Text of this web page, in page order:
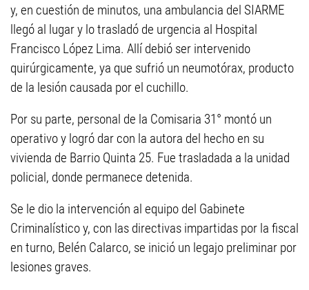
y, en cuestión de minutos, una ambulancia del SIARME
llegó al lugar y lo trasladó de urgencia al Hospital
Francisco López Lima. Allí debió ser intervenido
quirúrgicamente, ya que sufrió un neumotórax, producto
de la lesión causada por el cuchillo.
Por su parte, personal de la Comisaria 31° montó un
operativo y logró dar con la autora del hecho en su
vivienda de Barrio Quinta 25. Fue trasladada a la unidad
policial, donde permanece detenida.
Se le dio la intervención al equipo del Gabinete
Criminalístico y, con las directivas impartidas por la fiscal
en turno, Belén Calarco, se inició un legajo preliminar por
lesiones graves.